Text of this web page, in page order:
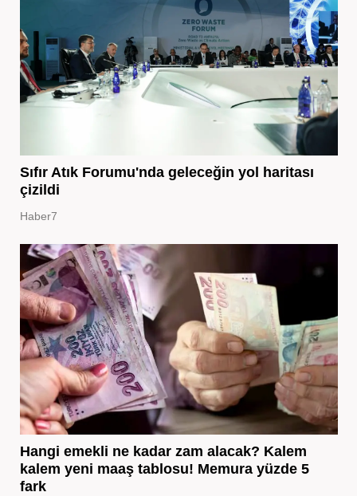
Sıfır Atık Forumu'nda geleceğin yol haritası
çizildi
Haber7
Hangi emekli ne kadar zam alacak? Kalem
kalem yeni maaş tablosu! Memura yüzde 5
fark